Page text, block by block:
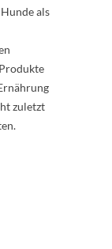
als
zuletzt